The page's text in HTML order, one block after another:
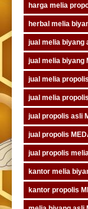
harga melia
herbal melia
jual melia biyang
jual melia biyang
jual melia
jual melia
jual propolis asli
jual propolis
jual propolis
kantor melia
kantor propolis